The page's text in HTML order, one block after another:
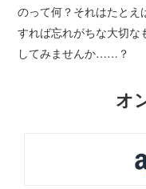
のって何？それはたと
すれば忘れがちな大切
してみませんか……？
オ